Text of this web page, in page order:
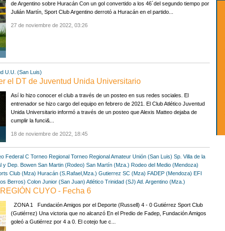
de Argentino sobre Huracán Con un gol convertido a los 46´del segundo tiempo por
Julián Martín, Sport Club Argentino derrotó a Huracán en el partido...
27 de noviembre de 2022, 03:26
U.U. (San Luis)
el DT de Juventud Unida Universitario
Así lo hizo conocer el club a través de un posteo en sus redes sociales. El
entrenador se hizo cargo del equipo en febrero de 2021. El Club Atlético Juventud
Unida Universitario informó a través de un posteo que Alexis Matteo dejaba de
cumplir la funci&...
18 de noviembre de 2022, 18:45
Federal C Torneo Regional Torneo Regional Amateur Unión (San Luis) Sp. Villa de la
y Dep. Bowen San Martin (Rodeo) San Martín (Mza.) Rodeo del Medio (Mendoza)
Club (Mza) Huracán (S.Rafael,Mza.) Gutierrez SC (Mza) FADEP (Mendoza) EFI
Berros) Colon Junior (San Juan) Atlético Trinidad (SJ) Atl. Argentino (Mza.)
CUYO - Fecha 6
ZONA 1 Fundación Amigos por el Deporte (Russell) 4 - 0 Gutiérrez Sport Club
(Gutiérrez) Una victoria que no alcanzó En el Predio de Fadep, Fundación Amigos
goleó a Gutiérrez por 4 a 0. El cotejo fue c...